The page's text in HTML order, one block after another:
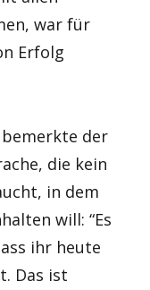
war für
Erfolg
der
die kein
in dem
will: “Es
ihr heute
Das ist